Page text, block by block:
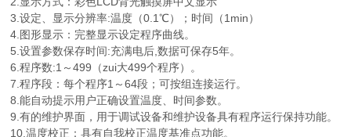
3.设定、显示分辨率:温度（0.1℃）；时间（1min）
4.图形显示：完整显示设定程序曲线。
5.设置参数保存时间:充满电后,数据可保存5年。
6.程序数:1～499（zui大499个程序）。
7.程序段：每个程序1～64段；可按组连接运行。
8.能自动提示用户正确设置温度、时间参数。
9.有的维护界面，用于调试设备和维护设备具有程序运行保持功能。
10.温度校正：具有自我校正温度基准点功能。